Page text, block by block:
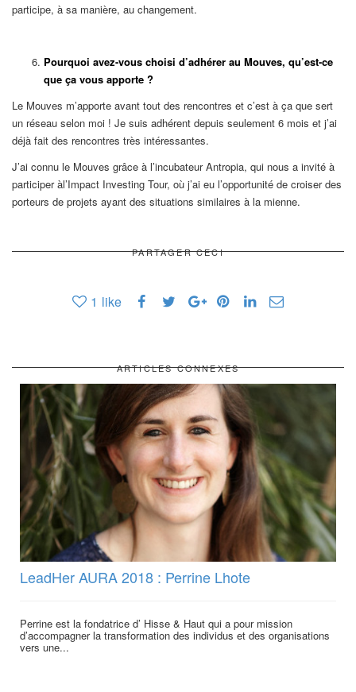
participe, à sa manière, au changement.
Pourquoi avez-vous choisi d’adhérer au Mouves, qu’est-ce
que ça vous apporte ?
Le Mouves m’apporte avant tout des rencontres et c’est à ça que sert
un réseau selon moi ! Je suis adhérent depuis seulement 6 mois et j’ai
déjà fait des rencontres très intéressantes.
J’ai connu le Mouves grâce à l’incubateur Antropia, qui nous a invité à
participer àl’Impact Investing Tour, où j’ai eu l’opportunité de croiser des
porteurs de projets ayant des situations similaires à la mienne.
PARTAGER CECI
1 like
ARTICLES CONNEXES
LeadHer AURA 2018 : Perrine Lhote
Perrine est la fondatrice d’ Hisse & Haut qui a pour mission
d’accompagner la transformation des individus et des organisations
vers une...